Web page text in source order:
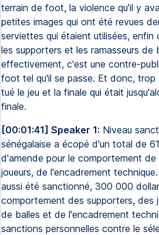
terrain de foot, la violence qu'il y
petites images qui ont été revues
serviettes qui étaient utilisées, enfin
les supporters et les ramasseurs de
effectivement, c'est une contre-
foot tel qu'il se passe. Et donc, trop
tué le jeu et la finale qui était
finale.
[00:01:41] Speaker 1: Niveau
sénégalaise a écopé d'un total de
d'amende pour le comportement
joueurs, de l'encadrement
aussi été sanctionné, 300 000
comportement des supporters, des
de balles et de l'encadrement
sanctions personnelles contre le